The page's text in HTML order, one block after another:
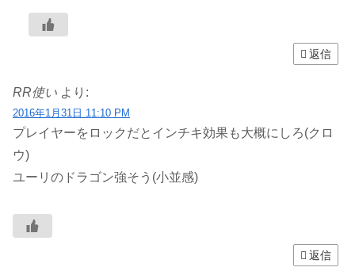
返信
RR使い より:
2016年1月31日 11:10 PM
プレイヤーをロックだとインチキ効果も大概にしろ(クロ
ウ)
ユーリのドラゴン強そう(小並感)
返信